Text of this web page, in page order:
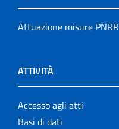
Attuazione misure PNRR
ATTIVITÀ
Accesso agli atti
Basi di dati